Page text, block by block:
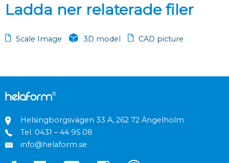
Ladda ner relaterade filer
Scale Image 3D model CAD picture
Helsingborgsvägen 33 A, 262 72 Ängelholm
Tel. 0431 – 44 95 08
info@helaform.se